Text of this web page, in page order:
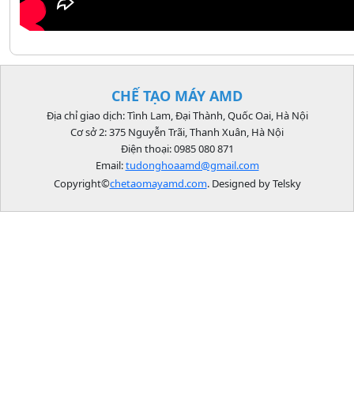
CHẾ TẠO MÁY AMD
Địa chỉ giao dịch: Tình Lam, Đại Thành, Quốc Oai, Hà Nội
Cơ sở 2: 375 Nguyễn Trãi, Thanh Xuân, Hà Nội
Điện thoại: 0985 080 871
Email:tudonghoaamd@gmail.com
Copyright©chetaomayamd.com. Designed by Telsky